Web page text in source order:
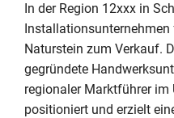
In der Region 12xxx in
Installationsunternehmen
Naturstein zum Verkauf.
gegründete
regionaler Marktführer im
positioniert und erzielt